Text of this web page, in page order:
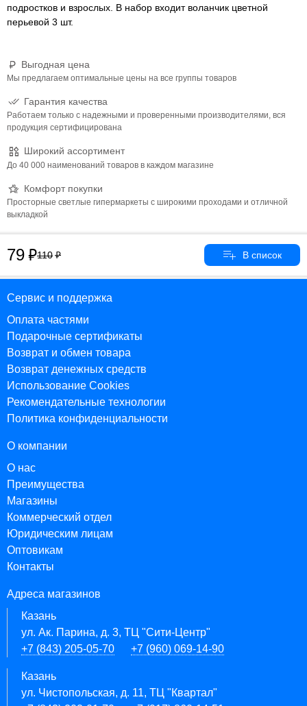
подростков и взрослых. В набор входит воланчик цветной
перьевой 3 шт.
Выгодная цена
Мы предлагаем оптимальные цены на все группы товаров
Гарантия качества
Работаем только с надежными и проверенными производителями, вся
продукция сертифицирована
Широкий ассортимент
До 40 000 наименований товаров в каждом магазине
Комфорт покупки
Просторные светлые гипермаркеты с широкими проходами и отличной
выкладкой
79 110
Сервис и поддержка
Оплата частями
Подарочные сертификаты
Возврат и обмен товара
Возврат денежных средств
Использование Cookies
Рекомендательные технологии
Политика конфиденциальности
О компании
О нас
Преимущества
Магазины
Коммерческий отдел
Юридическим лицам
Оптовикам
Контакты
Адреса магазинов
Казань
ул. Ак. Парина, д. 3, ТЦ "Сити-Центр"
+7 (843) 205-05-70
+7 (960) 069-14-90
Казань
ул. Чистопольская, д. 11, ТЦ "Квартал"